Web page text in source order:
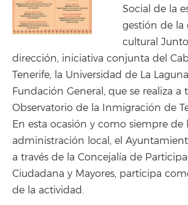
Social de la
gestión de la
cultural
dirección, iniciativa conjunta del
Tenerife, la Universidad de La
Fundación General, que se realiza a
Observatorio de la Inmigración de
En esta ocasión y como siempre de
administración local, el
a través de la Concejalía de
Ciudadana y Mayores, participa
de la actividad.